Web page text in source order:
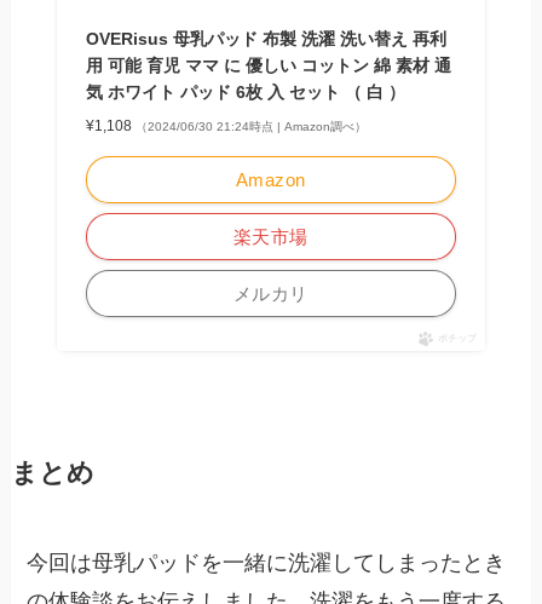
OVERisus 母乳パッド 布製 洗濯 洗い替え 再利
用 可能 育児 ママ に 優しい コットン 綿 素材 通
気 ホワイト パッド 6枚 入 セット （ 白 ）
¥1,108 （2024/06/30 21:24時点 | Amazon調べ）
Amazon
楽天市場
メルカリ
ポチップ
まとめ
今回は母乳パッドを一緒に洗濯してしまったとき